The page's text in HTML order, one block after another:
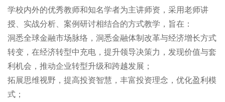
学校内外的优秀教师和知名学者为主讲师资，采用老师讲
授、实战分析、案例研讨相结合的方式教学，旨在：
洞悉全球金融市场脉络，洞悉金融体制改革与经济增长方式
转变，在经济转型中充电，提升领导决策力，发现价值与套
利机会，推动企业转型升级和跨越发展；
拓展思维视野，提高投资智慧，丰富投资理念，优化盈利模
式；